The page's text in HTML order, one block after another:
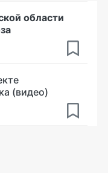
области
(видео)